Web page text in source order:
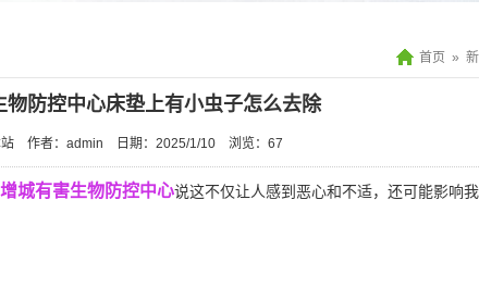
首页 »
物防控中心床垫上有小虫子怎么去除
作者：admin 日期：2025/1/10 浏览： 67
增城有害生物防控中心说这不仅让人感到恶心和不适，还可能影响